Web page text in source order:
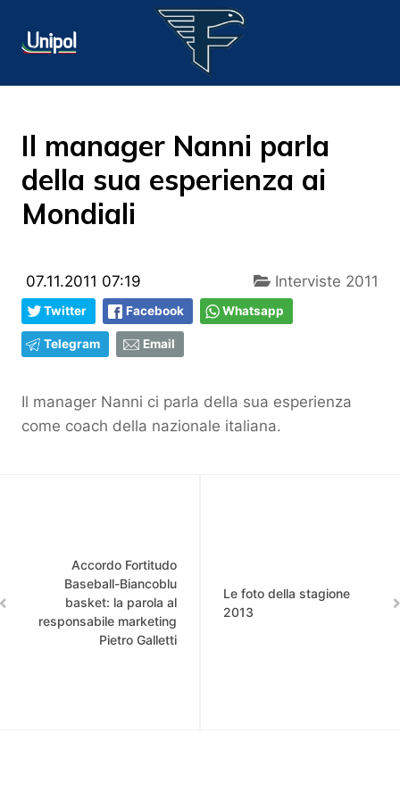
Il manager Nanni parla
della sua esperienza ai
Mondiali
07.11.2011 07:19 Interviste 2011
Twitter Facebook Whatsapp
Telegram Email
Il manager Nanni ci parla della sua esperienza
come coach della nazionale italiana.
Accordo Fortitudo
Baseball-Biancoblu
basket: la parola al
responsabile marketing
Pietro Galletti
Le foto della stagione
2013